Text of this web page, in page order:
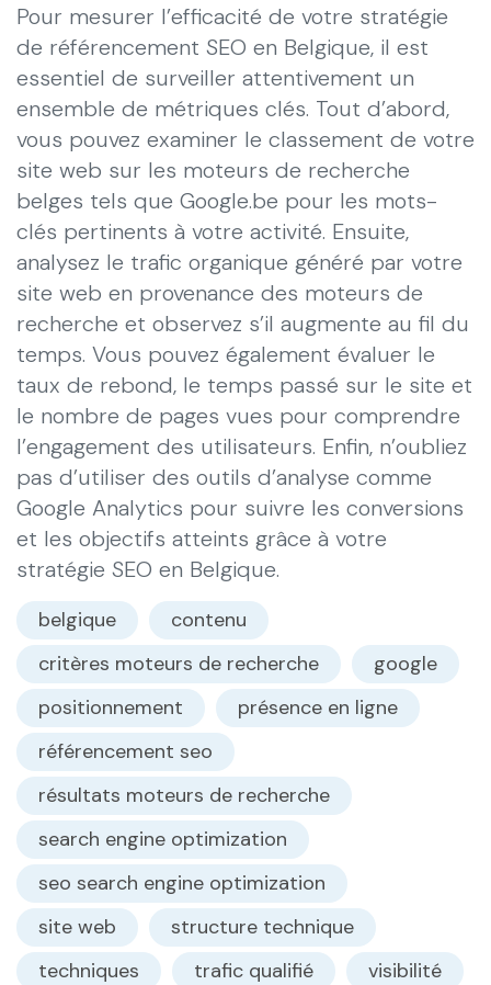
Pour mesurer l’efficacité de votre stratégie
de référencement SEO en Belgique, il est
essentiel de surveiller attentivement un
ensemble de métriques clés. Tout d’abord,
vous pouvez examiner le classement de votre
site web sur les moteurs de recherche
belges tels que Google.be pour les mots-
clés pertinents à votre activité. Ensuite,
analysez le trafic organique généré par votre
site web en provenance des moteurs de
recherche et observez s’il augmente au fil du
temps. Vous pouvez également évaluer le
taux de rebond, le temps passé sur le site et
le nombre de pages vues pour comprendre
l’engagement des utilisateurs. Enfin, n’oubliez
pas d’utiliser des outils d’analyse comme
Google Analytics pour suivre les conversions
et les objectifs atteints grâce à votre
stratégie SEO en Belgique.
belgique
contenu
critères moteurs de recherche
google
positionnement
présence en ligne
référencement seo
résultats moteurs de recherche
search engine optimization
seo search engine optimization
site web
structure technique
techniques
trafic qualifié visibilité